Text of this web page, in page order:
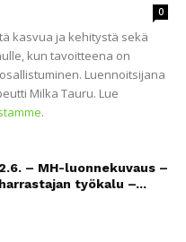
0
kasvua ja kehitystä sekä
kun tavoitteena on
Luennoitsijana
Milka Tauru. Lue
.
– MH-luonnekuvaus –
työkalu –...